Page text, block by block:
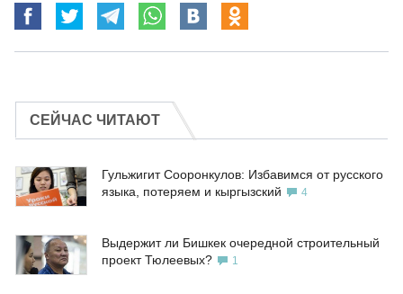
СЕЙЧАС ЧИТАЮТ
Гульжигит Сооронкулов: Избавимся от русского
языка, потеряем и кыргызский
4
Выдержит ли Бишкек очередной строительный
проект Тюлеевых?
1